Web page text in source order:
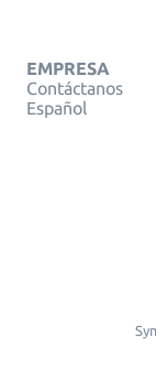
EMPRESA
Contáctanos
Español